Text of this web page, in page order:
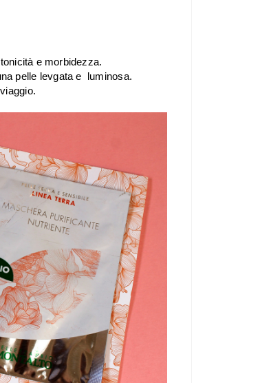
e morbidezza.
pelle levgata e luminosa.